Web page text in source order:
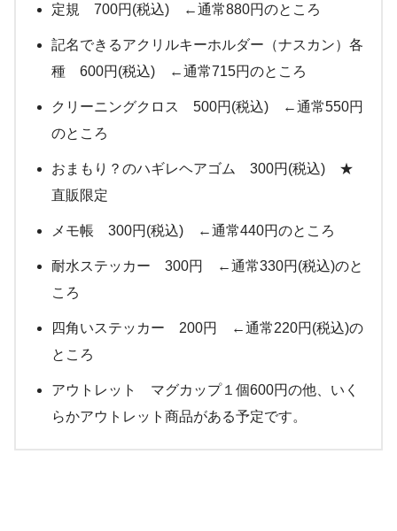
定規 700円(税込) ←通常880円のところ
記名できるアクリルキーホルダー（ナスカン）各
種 600円(税込) ←通常715円のところ
クリーニングクロス 500円(税込) ←通常550円
のところ
おまもり？のハギレヘアゴム 300円(税込) ★
直販限定
メモ帳 300円(税込) ←通常440円のところ
耐水ステッカー 300円 ←通常330円(税込)のと
ころ
四角いステッカー 200円 ←通常220円(税込)の
ところ
アウトレット マグカップ１個600円の他、いく
らかアウトレット商品がある予定です。